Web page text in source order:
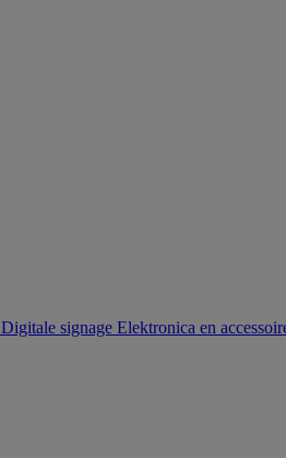
Digitale signage Elektronica en